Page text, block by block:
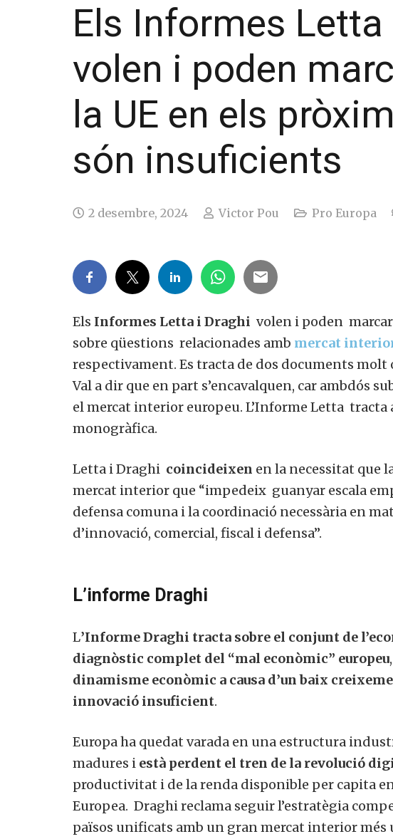
Els Informes Letta
volen i poden
la UE en els
són insuficients
2 desembre, 2024 Victor Pou Pro Europa
Els Informes Letta i Draghi volen i poden marcar
sobre qüestions relacionades amb mercat
respectivament. Es tracta de dos documents
Val a dir que en part s’encavalquen, car ambdós
el mercat interior europeu. L’Informe Letta tracta
monogràfica.
Letta i Draghi coincideixen en la necessitat que
mercat interior que “impedeix guanyar escala
defensa comuna i la coordinació necessària en
d’innovació, comercial, fiscal i defensa”.
L’informe Draghi
L’Informe Draghi tracta sobre el conjunt de
diagnòstic complet del “mal econòmic” europeu,
dinamisme econòmic a causa d’un baix
innovació insuficient.
Europa ha quedat varada en una estructura
madures i està perdent el tren de la revolució
productivitat i de la renda disponible per capita
Europea. Draghi reclama seguir l’estratègia
països unificats amb un gran mercat interior